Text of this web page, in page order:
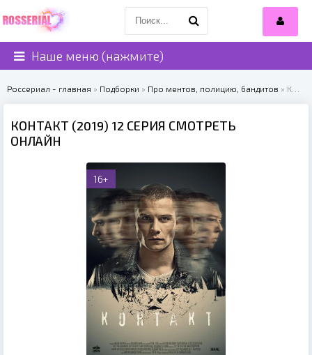
Наше меню (нажмите)
Россериал - главная » Подборки » Про ментов, полицию, бандитов » КОНТАКТ (2019)
КОНТАКТ (2019) 12 СЕРИЯ СМОТРЕТЬ
ОНЛАЙН
16+